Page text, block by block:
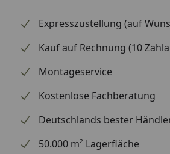
Expresszustellung (auf
Kauf auf Rechnung (10
Montageservice
Kostenlose Fachberatung
Deutschlands bester
50.000 m² Lagerfläche